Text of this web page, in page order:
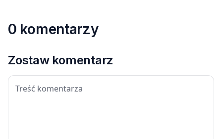
0 komentarzy
Zostaw komentarz